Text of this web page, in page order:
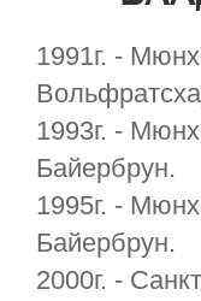
1991г. -
1993г. -
Байербрун.
1995г. -
Байербрун.
2000г. -